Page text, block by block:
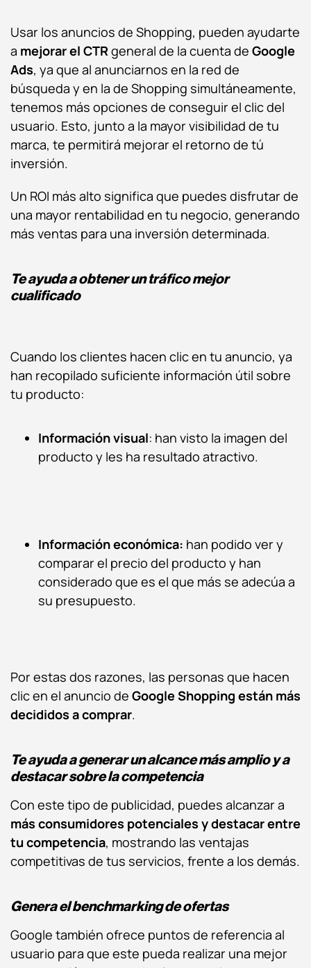
Usar los anuncios de Shopping, pueden ayudarte
a mejorar el CTR general de la cuenta de Google
Ads, ya que al anunciarnos en la red de
búsqueda y en la de Shopping simultáneamente,
tenemos más opciones de conseguir el clic del
usuario. Esto, junto a la mayor visibilidad de tu
marca, te permitirá mejorar el retorno de tú
inversión.
Un ROI más alto significa que puedes disfrutar de
una mayor rentabilidad en tu negocio, generando
más ventas para una inversión determinada.
Te ayuda a obtener un tráfico mejor
cualificado
Cuando los clientes hacen clic en tu anuncio, ya
han recopilado suficiente información útil sobre
tu producto:
Información visual: han visto la imagen del
producto y les ha resultado atractivo.
Información económica: han podido ver y
comparar el precio del producto y han
considerado que es el que más se adecúa a
su presupuesto.
Por estas dos razones, las personas que hacen
clic en el anuncio de Google Shopping están más
decididos acomprar.
Te ayuda a generar un alcance más amplio y a
destacar sobre la competencia
Con este tipo de publicidad, puedes alcanzar a
más consumidores potenciales y destacar entre
tu competencia, mostrando las ventajas
competitivas de tus servicios, frente a los demás.
Genera el benchmarking de ofertas
Google también ofrece puntos de referencia al
usuario para que este pueda realizar una mejor